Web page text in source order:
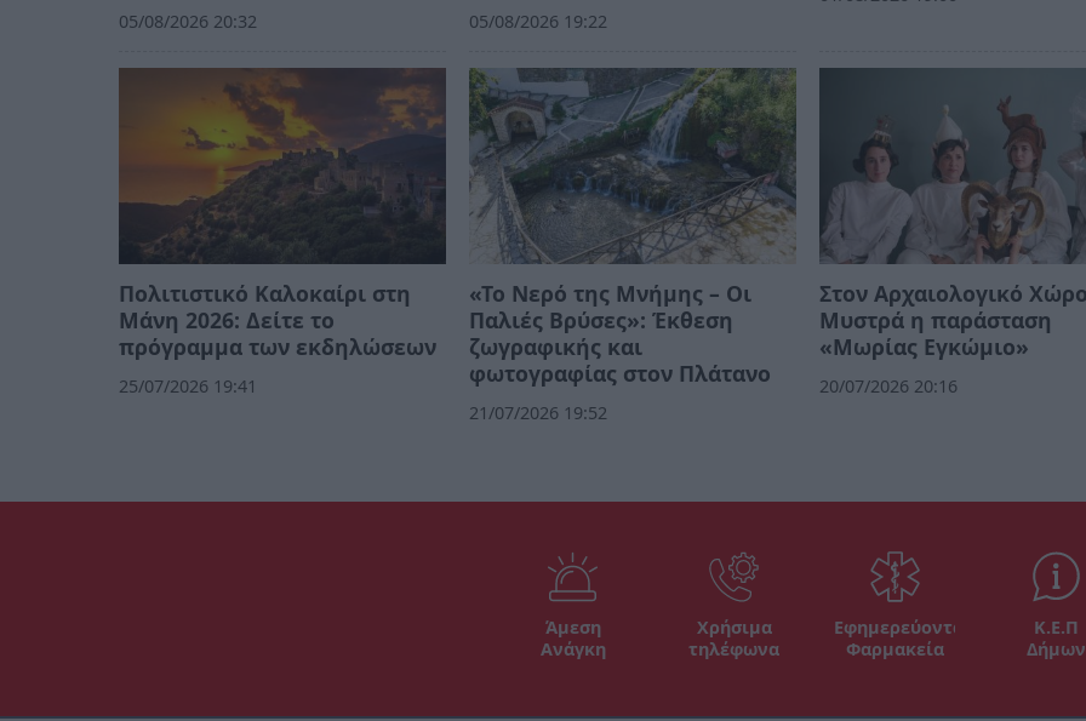
05/08/2026 20:32 05/08/2026 19:22
Πολιτιστικό Καλοκαίρι στη
Μάνη 2026: Δείτε το
πρόγραμμα των εκδηλώσεων
25/07/2026 19:41
«Το Νερό της Μνήμης – Οι
Παλιές Βρύσες»: Έκθεση
ζωγραφικής και
φωτογραφίας στον Πλάτανο
21/07/2026 19:52
Στον Αρχαιολογικό
Μυστρά η παράσταση
«Μωρίας Εγκώμιο»
20/07/2026 20:16
Άμεση
Ανάγκη
Χρήσιμα
τηλέφωνα
Εφημερεύοντα
Φαρμακεία
Κ.Ε.Π
Δήμων